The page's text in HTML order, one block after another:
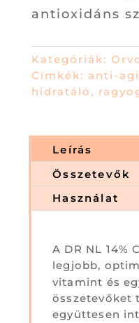
antioxidáns
Kategóriák:
Címkék: anti-
hidratáló ,
Leírás
Összetevők
Használat
A DR NL 14%
legjobb,
vitamint és
összetevőket
együttesen